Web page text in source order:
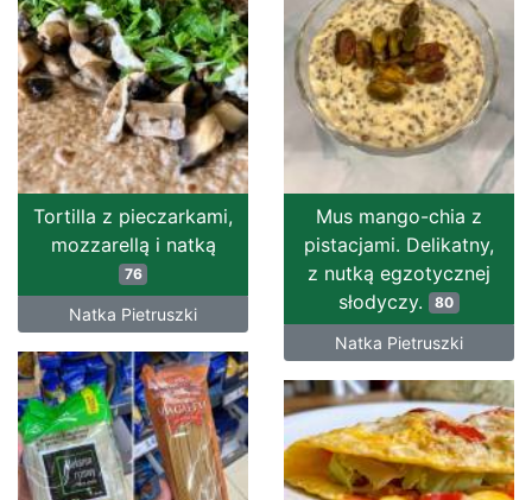
Tortilla z pieczarkami,
mozzarellą i natką
76
Natka Pietruszki
Mus mango-chia z
pistacjami. Delikatny,
z nutką egzotycznej
słodyczy. 80
Natka Pietruszki